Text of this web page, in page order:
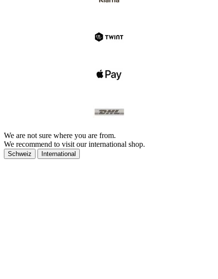
We are not sure where you are from.
We recommend to visit our international shop.
Schweiz International